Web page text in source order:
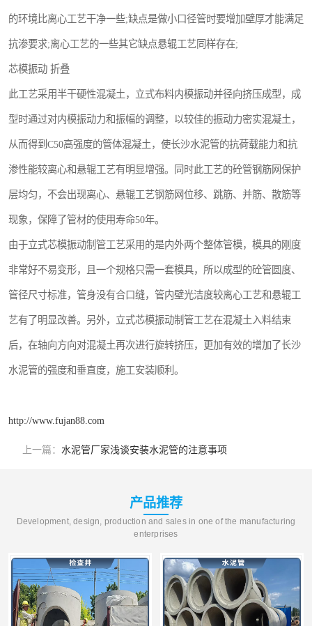
的环境比离心工艺干净一些;缺点是做小口径管时要增加壁厚才能满足
抗渗要求;离心工艺的一些其它缺点悬辊工艺同样存在;
芯模振动 折叠
此工艺采用半干硬性混凝土，立式布料内模振动并径向挤压成型，成
型时通过对内模振动力和振幅的调整，以较佳的振动力密实混凝土，
从而得到C50高强度的管体混凝土，使长沙水泥管的抗荷载能力和抗
渗性能较离心和悬辊工艺有明显增强。同时此工艺的砼管钢筋网保护
层均匀，不会出现离心、悬辊工艺钢筋网位移、跳筋、并筋、散筋等
现象，保障了管材的使用寿命50年。
由于立式芯模振动制管工艺采用的是内外两个整体管模，模具的刚度
非常好不易变形，且一个规格只需一套模具，所以成型的砼管圆度、
管径尺寸标准，管身没有合口缝，管内壁光洁度较离心工艺和悬辊工
艺有了明显改善。另外，立式芯模振动制管工艺在混凝土入料结束
后，在轴向方向对混凝土再次进行旋转挤压，更加有效的增加了长沙
水泥管的强度和垂直度，施工安装顺利。
http://www.fujan88.com
上一篇： 水泥管厂家浅谈安装水泥管的注意事项
产品推荐
Development, design, production and sales in one of the manufacturing
enterprises